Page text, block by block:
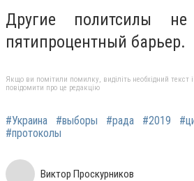
Другие политсилы не
пятипроцентный барьер.
Якщо ви помітили помилку, виділіть необхідний текст
повідомити про це редакцію
#Украина #выборы #рада #2019
#протоколы
Виктор Проскурников